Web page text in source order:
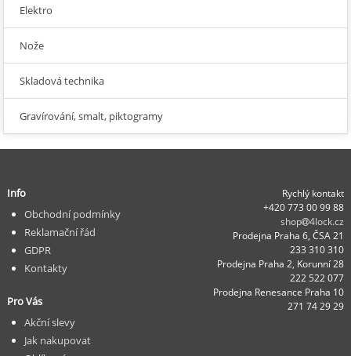
Elektro
Nože
Skladová technika
Gravírování, smalt, piktogramy
Rychlý kontakt
+420 773 00 99 88
shop
4lock.cz
Prodejna Praha 6, ČSA 21
233 310 310
Prodejna Praha 2, Korunní 28
222 522 077
Prodejna Renesance Praha 10
271 74 29 29
Info
Obchodní podmínky
Reklamační řád
GDPR
Kontakty
Pro Vás
Akční slevy
Jak nakupovat